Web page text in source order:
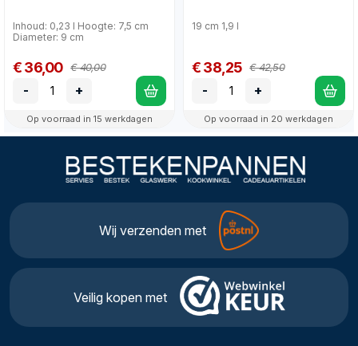
Inhoud: 0,23 l Hoogte: 7,5 cm
Diameter: 9 cm
€ 36,00 € 40,00
- +
Op voorraad in 15 werkdagen
19 cm 1,9 l
€ 38,25 € 42,50
- +
Op voorraad in 20 werkdagen
Wij verzenden met
Veilig kopen met